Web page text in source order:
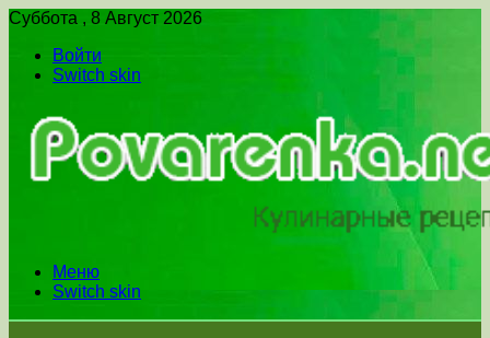
Суббота , 8 Август 2026
Войти
Switch skin
Меню
Switch skin